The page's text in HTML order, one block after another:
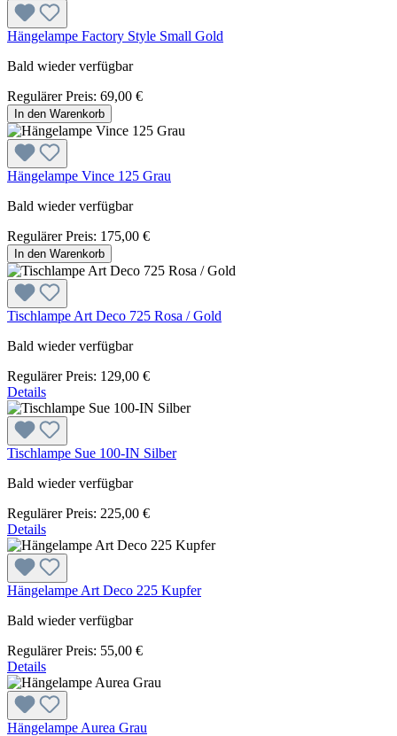
Hängelampe Factory Style Small Gold
Bald wieder verfügbar
Regulärer Preis: 69,00 €
In den Warenkorb
Hängelampe Vince 125 Grau
Bald wieder verfügbar
Regulärer Preis: 175,00 €
In den Warenkorb
Tischlampe Art Deco 725 Rosa / Gold
Bald wieder verfügbar
Regulärer Preis: 129,00 €
Details
Tischlampe Sue 100-IN Silber
Bald wieder verfügbar
Regulärer Preis: 225,00 €
Details
Hängelampe Art Deco 225 Kupfer
Bald wieder verfügbar
Regulärer Preis: 55,00 €
Details
Hängelampe Aurea Grau